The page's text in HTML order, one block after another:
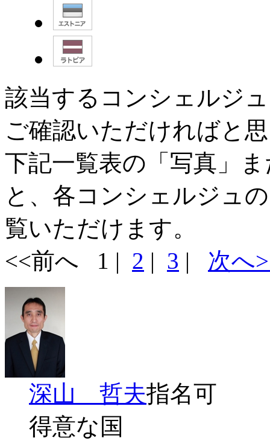
該当するコンシェルジ
ご確認いただければと
下記一覧表の「 写真 」
と、各コンシェルジュ
覧いただけます。
<<前へ 1 | 2 | 3 | 次へ
深山 哲夫指名可
得意な国